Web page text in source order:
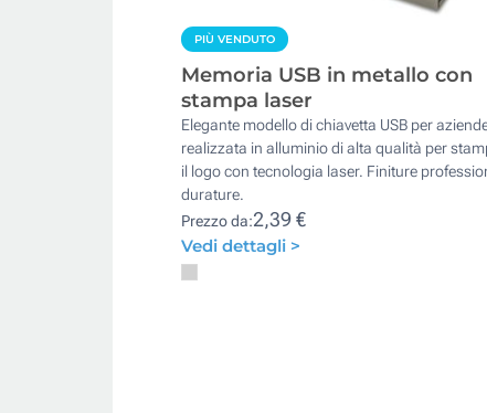
PIÙ VENDUTO
Memoria USB in metallo con
stampa laser
Elegante modello di chiavetta USB per
realizzata in alluminio di alta qualità per
il logo con tecnologia laser. Finiture
durature.
Prezzo da:2,39 €
Vedi dettagli >